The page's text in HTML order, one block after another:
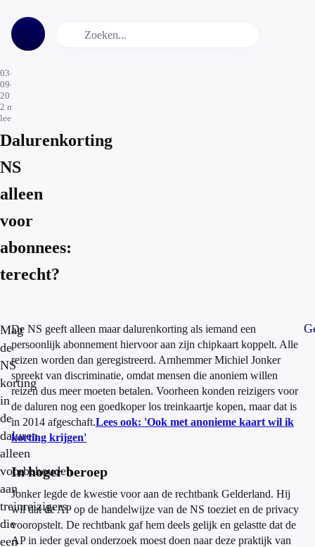
03-
09-
2017
2 min.
leestijd
Dalurenkorting
NS
alleen
voor
abonnees:
terecht?
Mag
de
NS
korting
in
de
daluren
alleen
voorbehouden
aan
treinreizigers
die
een
De NS geeft alleen maar dalurenkorting als iemand een
persoonlijk abonnement hiervoor aan zijn chipkaart koppelt. Alle
reizen worden dan geregistreerd. Arnhemmer Michiel Jonker
spreekt van discriminatie, omdat mensen die anoniem willen
reizen dus meer moeten betalen. Voorheen konden reizigers voor
de daluren nog een goedkoper los treinkaartje kopen, maar dat is
in 2014 afgeschaft.Lees ook: 'Ook met anonieme kaart wil ik
korting krijgen'
In hoger beroep
Jonker legde de kwestie voor aan de rechtbank Gelderland. Hij
wil dat de AP op de handelwijze van de NS toeziet en de privacy
vooropstelt. De rechtbank gaf hem deels gelijk en gelastte dat de
AP in ieder geval onderzoek moest doen naar deze praktijk van